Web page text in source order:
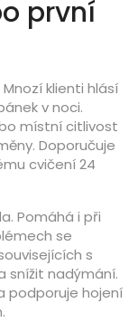
první
klienti hlásí
v noci.
místní citlivost
Doporučuje
cvičení 24
Pomáhá i při
se
s
snížit nadýmání.
podporuje hojení